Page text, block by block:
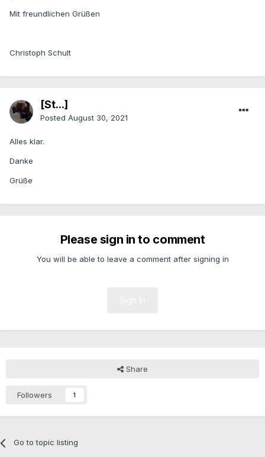
Mit freundlichen Grüßen
Christoph Schult
[St...]
Posted August 30, 2021
Alles klar.
Danke
Grüße
Please sign in to comment
You will be able to leave a comment after signing in
Share
Followers 1
Go to topic listing